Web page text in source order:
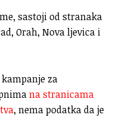
sastoji od stranaka
Orah, Nova ljevica i
za
na stranicama
, nema podatka da je